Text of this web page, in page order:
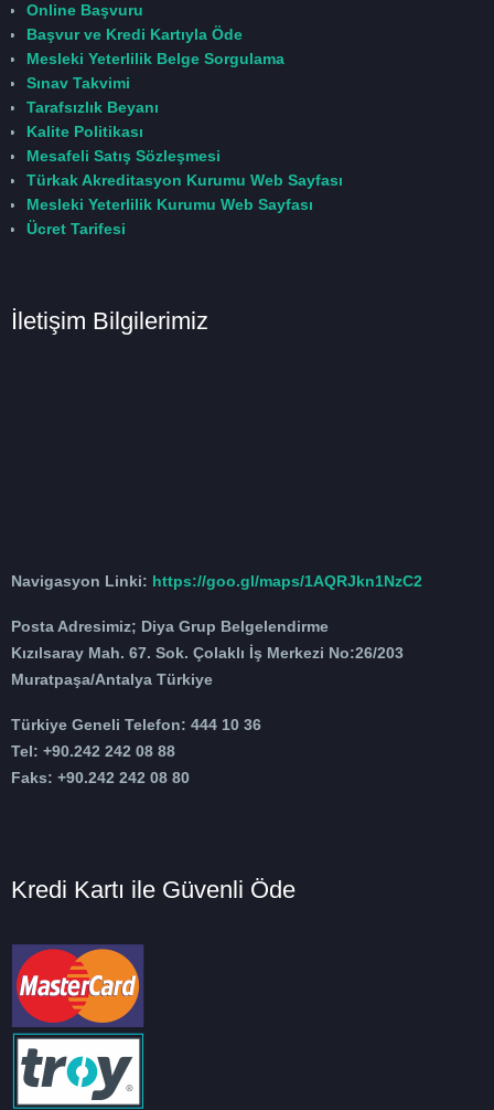
Online Başvuru
Başvur ve Kredi Kartıyla Öde
Mesleki Yeterlilik Belge Sorgulama
Sınav Takvimi
Tarafsızlık Beyanı
Kalite Politikası
Mesafeli Satış Sözleşmesi
Türkak Akreditasyon Kurumu Web Sayfası
Mesleki Yeterlilik Kurumu Web Sayfası
Ücret Tarifesi
İletişim Bilgilerimiz
Navigasyon Linki: https://goo.gl/maps/1AQRJkn1NzC2
Posta Adresimiz; Diya Grup Belgelendirme
Kızılsaray Mah. 67. Sok. Çolaklı İş Merkezi No:26/203
Muratpaşa/Antalya Türkiye
Türkiye Geneli Telefon: 444 10 36
Tel: +90.242 242 08 88
Faks: +90.242 242 08 80
Kredi Kartı ile Güvenli Öde